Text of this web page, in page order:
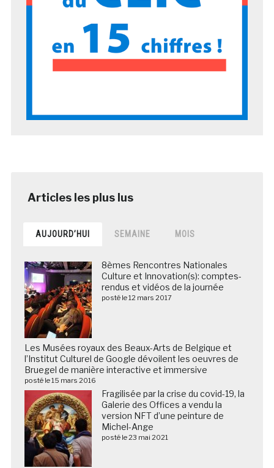
AUJOURD’HUI SEMAINE MOIS
8èmes Rencontres Nationales
Culture et Innovation(s): comptes-
rendus et vidéos de la journée
posté le 12 mars 2017
Les Musées royaux des Beaux-Arts de Belgique et
l’Institut Culturel de Google dévoilent les oeuvres de
Bruegel de manière interactive et immersive
posté le 15 mars 2016
Fragilisée par la crise du covid-19, la
Galerie des Offices a vendu la
version NFT d’une peinture de
Michel-Ange
posté le 23 mai 2021